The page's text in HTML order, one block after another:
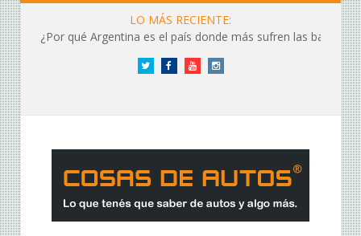
LO MÁS RECIENTE:
¿Por qué Argentina es el país donde más sufren las baterías?
Twitter FacebookYouTubeInstagram